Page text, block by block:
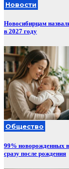
Новости
Новосибирцам
в 2027 году
Общество
99% новорожденных
сразу после рождения